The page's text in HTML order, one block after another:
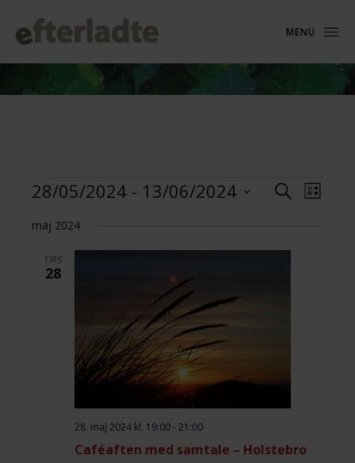
MENU
Begivenheder
visninger
Søg
Liste
28/05/2024 - 13/06/2024
dato.
maj 2024
TIRS
28
Caféaften med samtale – Holstebro
28. maj 2024 kl. 19:00- 21:00